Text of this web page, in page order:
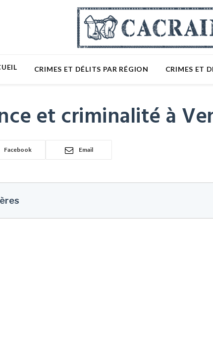
CRIMES ET DÉLITS PAR RÉGION CRIMES ET
et criminalité à
Facebook Email